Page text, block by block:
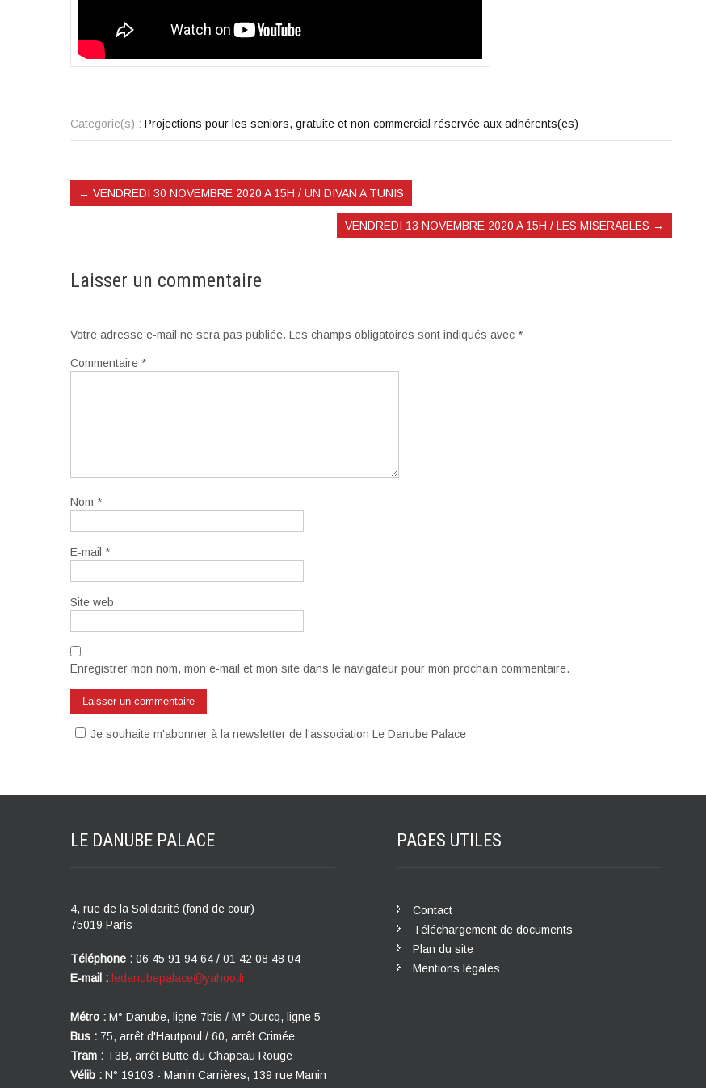
Categorie(s) : Projections pour les seniors, gratuite et non commercial réservée aux adhérents(es)
← VENDREDI 30 NOVEMBRE 2020 A 15H / UN DIVAN A TUNIS
VENDREDI 13 NOVEMBRE 2020 A 15H / LES MISERABLES →
Laisser un commentaire
Votre adresse e-mail ne sera pas publiée. Les champs obligatoires sont indiqués avec *
Commentaire *
Nom *
E-mail *
Site web
Enregistrer mon nom, mon e-mail et mon site dans le navigateur pour mon prochain commentaire.
Je souhaite m'abonner à la newsletter de l'association Le Danube Palace
LE DANUBE PALACE
4, rue de la Solidarité (fond de cour)
75019 Paris
Téléphone : 06 45 91 94 64 / 01 42 08 48 04
E-mail : ledanubepalace@yahoo.fr
Métro : M° Danube, ligne 7bis / M° Ourcq, ligne 5
Bus : 75, arrêt d'Hautpoul / 60, arrêt Crimée
Tram : T3B, arrêt Butte du Chapeau Rouge
Vélib : N° 19103 - Manin Carrières, 139 rue Manin
PAGES UTILES
Contact
Téléchargement de documents
Plan du site
Mentions légales